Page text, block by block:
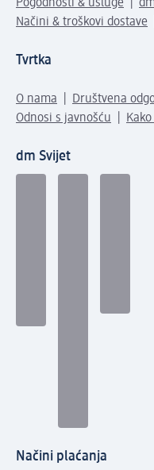
Pogodnosti & usluge
Načini & troškovi dostave
Tvrtka
O nama Društvena
Odnosi s javnošću
dm Svijet
Načini plaćanja